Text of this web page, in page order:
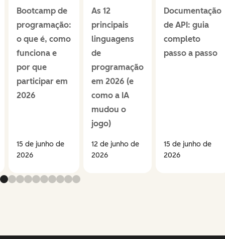
Bootcamp de
programação:
o que é, como
funciona e
por que
participar em
2026
15 de junho de
2026
As 12
principais
linguagens
de
programação
em 2026 (e
como a IA
mudou o
jogo)
12 de junho de
2026
Documentação
de API: guia
completo
passo a passo
15 de junho de
2026